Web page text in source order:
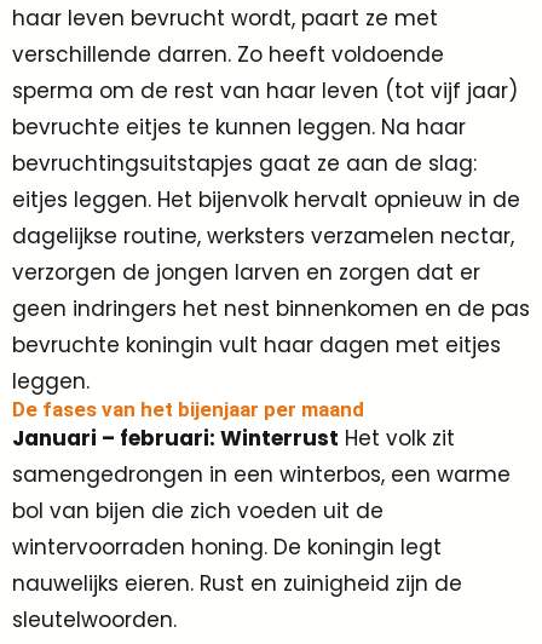
haar leven bevrucht wordt, paart ze met
verschillende darren. Zo heeft voldoende
sperma om de rest van haar leven (tot vijf jaar)
bevruchte eitjes te kunnen leggen. Na haar
bevruchtingsuitstapjes gaat ze aan de slag:
eitjes leggen. Het bijenvolk hervalt opnieuw in de
dagelijkse routine, werksters verzamelen nectar,
verzorgen de jongen larven en zorgen dat er
geen indringers het nest binnenkomen en de pas
bevruchte koningin vult haar dagen met eitjes
leggen.
De fases van het bijenjaar per maand
Januari – februari: Winterrust Het volk zit
samengedrongen in een winterbos, een warme
bol van bijen die zich voeden uit de
wintervoorraden honing. De koningin legt
nauwelijks eieren. Rust en zuinigheid zijn de
sleutelwoorden.